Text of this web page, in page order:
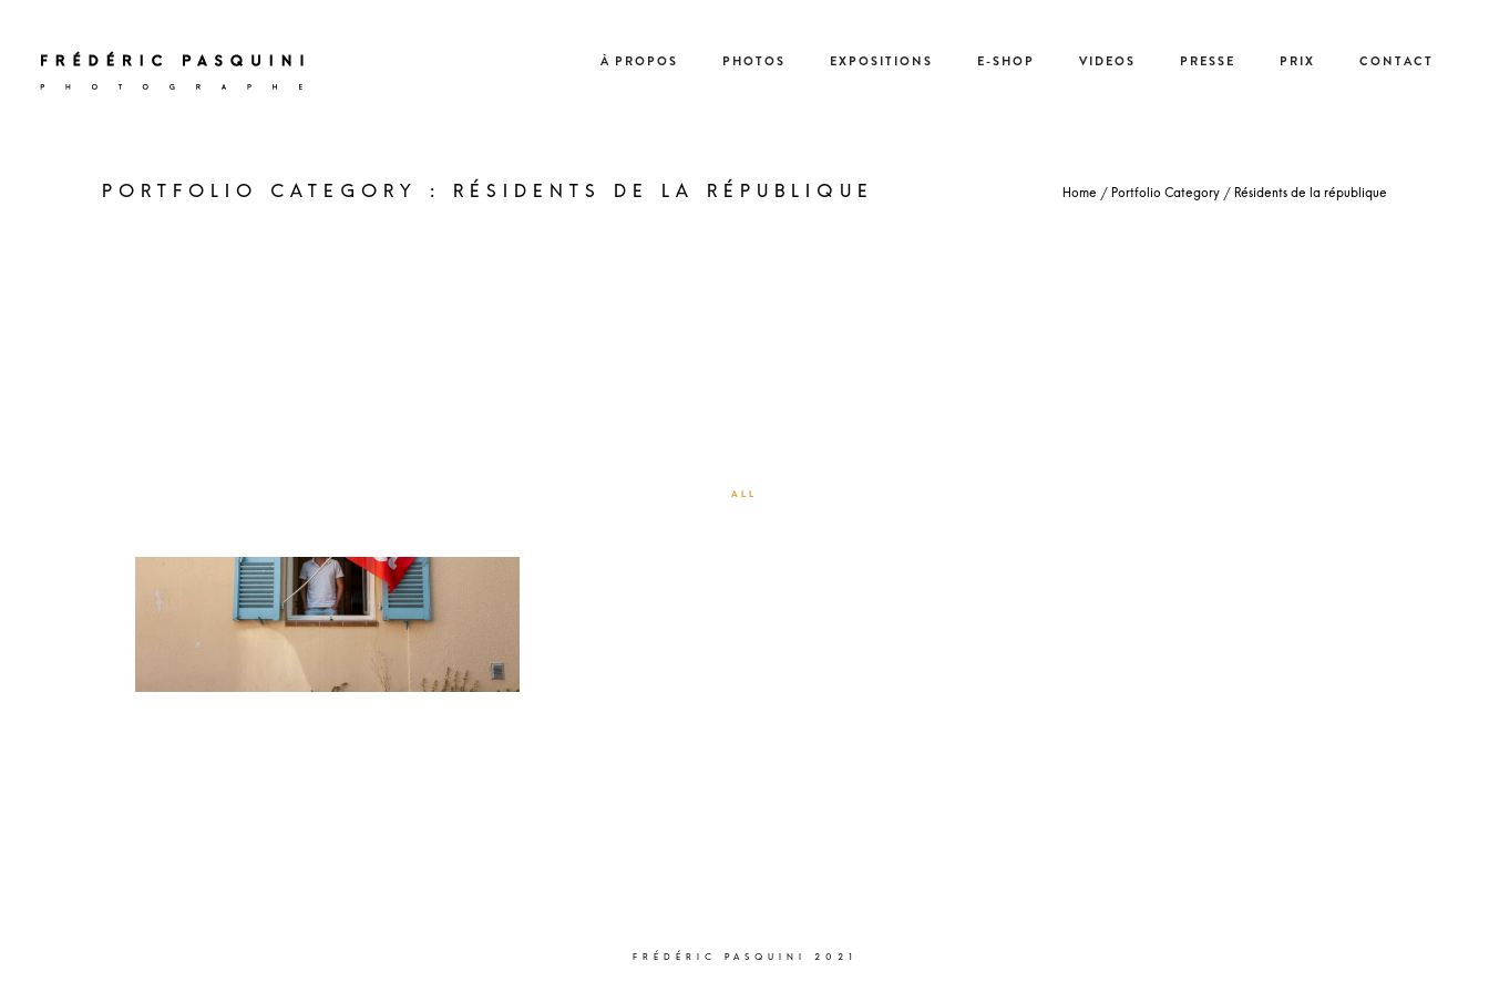
À PROPOS PHOTOS EXPOSITIONS E-SHOP VIDEOS PRESSE PRIX CONTACT
RÉSIDENTS DE LA RÉPUBLIQUE